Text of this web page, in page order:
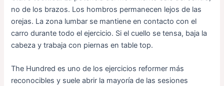
no de los brazos. Los hombros permanecen lejos de las
orejas. La zona lumbar se mantiene en contacto con el
carro durante todo el ejercicio. Si el cuello se tensa, baja la
cabeza y trabaja con piernas en table top.
The Hundred es uno de los ejercicios reformer más
reconocibles y suele abrir la mayoría de las sesiones